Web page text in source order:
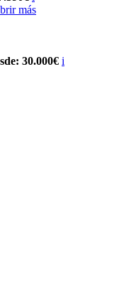
más
30.000€ i